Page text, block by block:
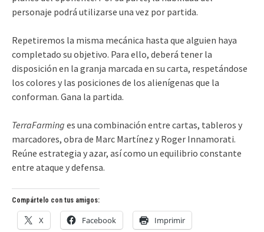
personaje podrá utilizarse una vez por partida.
Repetiremos la misma mecánica hasta que alguien haya
completado su objetivo. Para ello, deberá tener la
disposición en la granja marcada en su carta, respetándose
los colores y las posiciones de los alienígenas que la
conforman. Gana la partida.
TerraFarming es una combinación entre cartas, tableros y
marcadores, obra de Marc Martínez y Roger Innamorati.
Reúne estrategia y azar, así como un equilibrio constante
entre ataque y defensa.
Compártelo con tus amigos:
X Facebook Imprimir